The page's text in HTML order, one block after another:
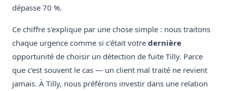
dépasse 70 %.
Ce chiffre s'explique par une chose simple : nous traitons
chaque urgence comme si c'était votre dernière
opportunité de choisir un détection de fuite Tilly. Parce
que c'est souvent le cas — un client mal traité ne revient
jamais. À Tilly, nous préférons investir dans une relation